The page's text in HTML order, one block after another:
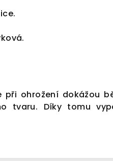
ohrožení dokážou
tvaru. Díky tomu